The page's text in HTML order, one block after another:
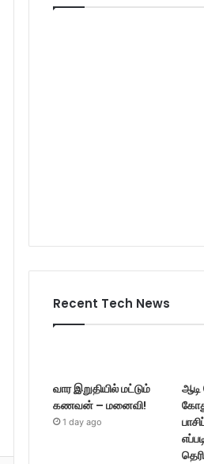
Recent Tech News
வார இறுதியில் மட்டும்
கணவன் – மனைவி!
1 day ago